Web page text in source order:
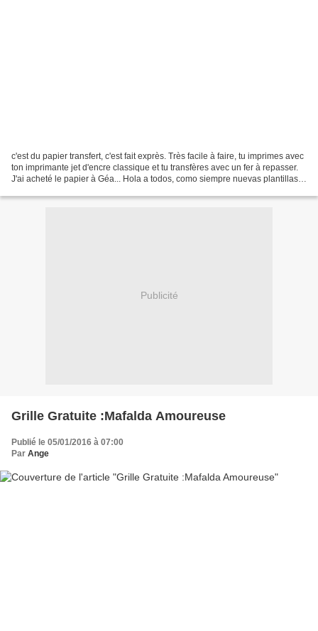
c'est du papier transfert, c'est fait exprès. Très facile à faire, tu imprimes avec
ton imprimante jet d'encre classique et tu transfères avec un fer à repasser.
J'ai acheté le papier à Géa... Hola a todos, como siempre nuevas plantillas
Publicité
Grille Gratuite :Mafalda Amoureuse
Publié le 05/01/2016 à 07:00
Par Ange